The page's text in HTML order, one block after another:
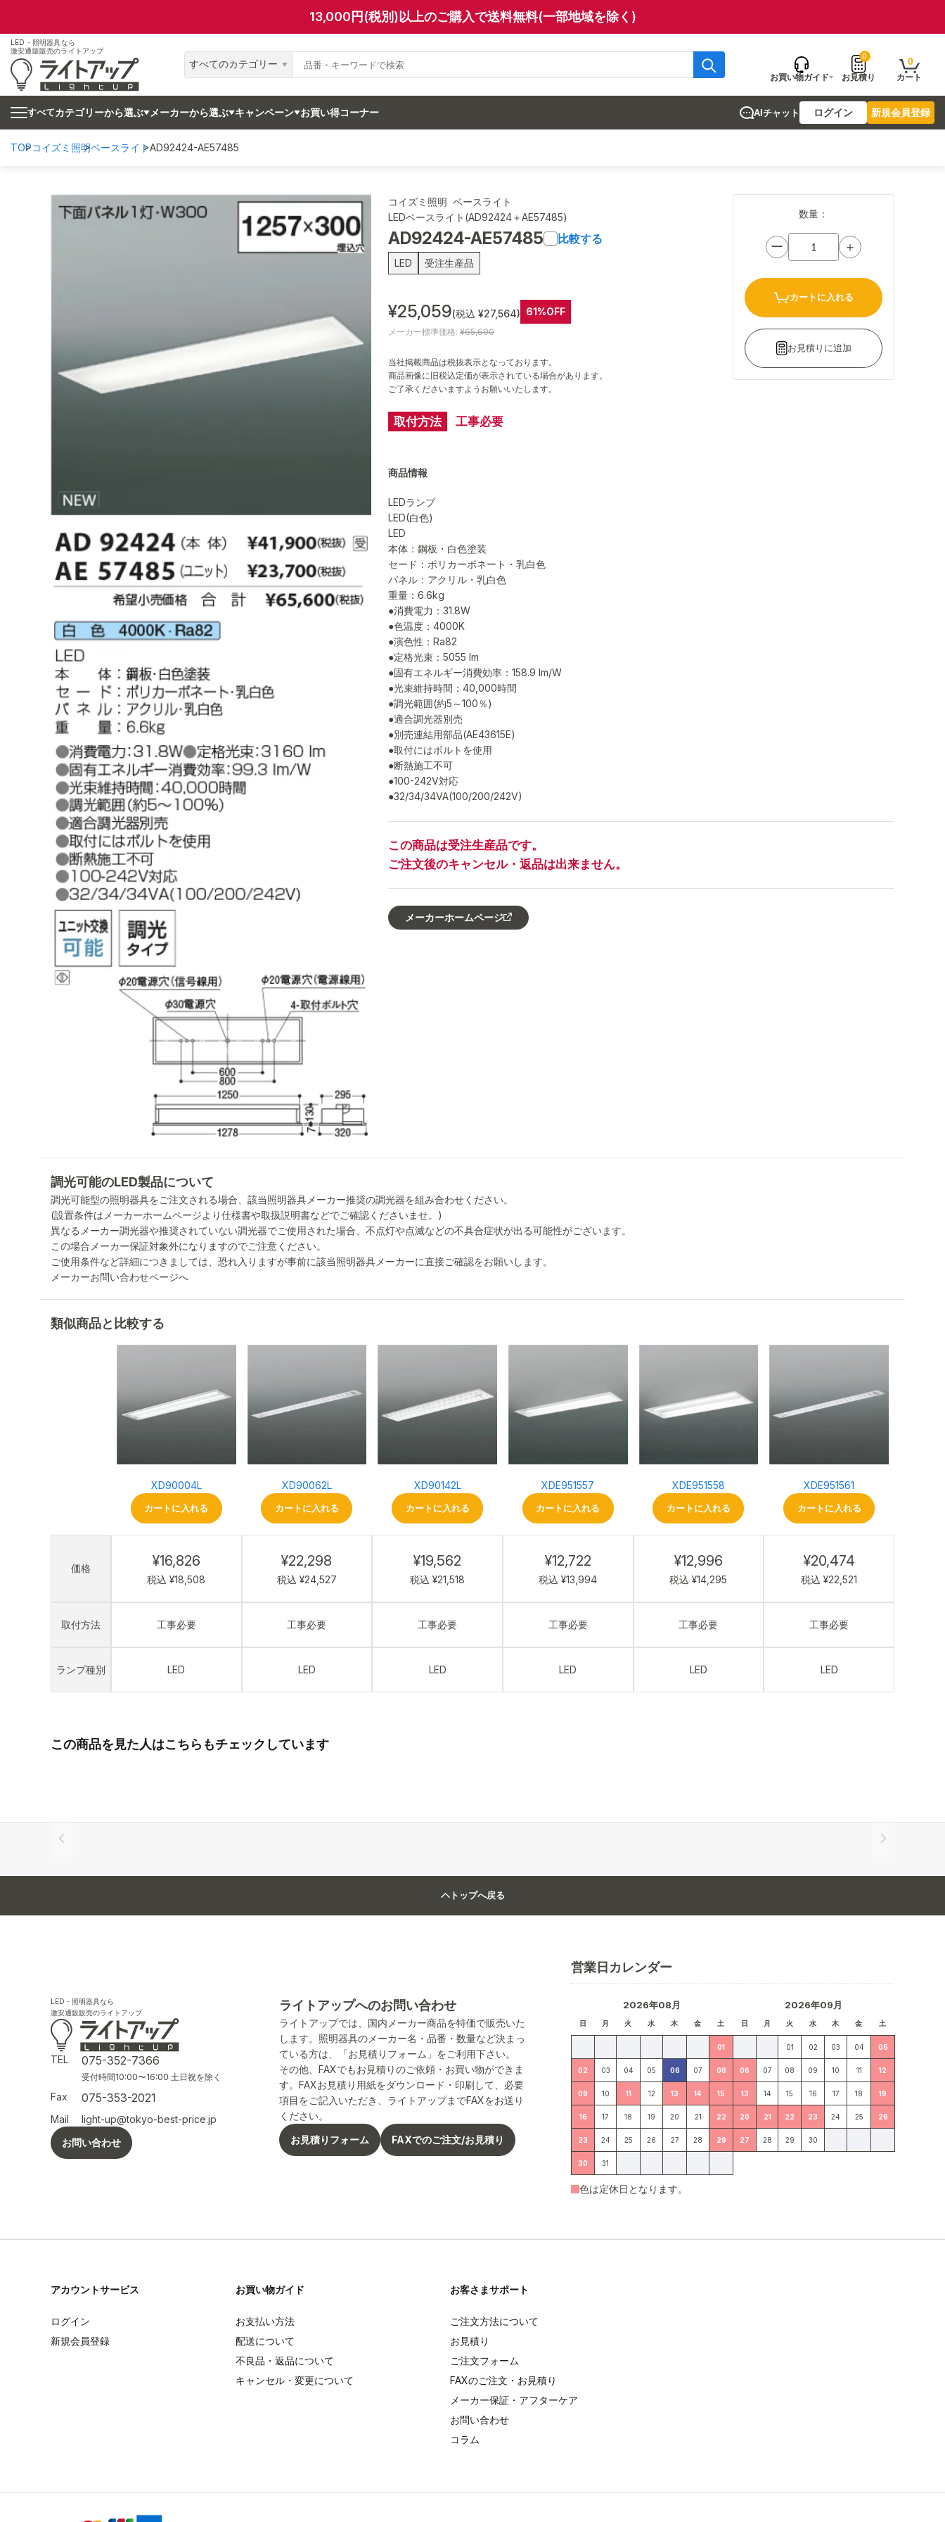
13,000円(税別)以上のご購入で送料無料(一部地域を除く)
LED・照明器具なら
激安通販販売のライトアップ
すべてのカテゴリー
お買い物ガイド
0
お見積り
0
カート
すべてカテゴリーから選ぶ メーカーから選ぶ キャンペーン お買い得コーナー AIチャット ログイン 新規会員登録
TOPコイズミ照明ベースライトAD92424-AE57485
コイズミ照明 ベースライト
LEDベースライト(AD92424＋AE57485)
AD92424-AE57485 比較する
LED 受注生産品
¥25,059(税込 ¥27,564) 61%OFF
メーカー標準価格: ¥65,600
当社掲載商品は税抜表示となっております。
商品画像に旧税込定価が表示されている場合があります。
ご了承くださいますようお願いいたします。
取付方法 工事必要
数量：
ー ＋
カートに入れる
お見積りに追加
この商品は受注生産品です。
ご注文後のキャンセル・返品は出来ません。
商品情報
LEDランプ
LED(白色)
LED
本体：鋼板・白色塗装
セード：ポリカーボネート・乳白色
パネル：アクリル・乳白色
重量：6.6kg
●消費電力：31.8W
●色温度：4000K
●演色性：Ra82
●定格光束：5055 lm
●固有エネルギー消費効率：158.9 lm/W
●光束維持時間：40,000時間
●調光範囲(約5～100％)
●適合調光器別売
●別売連結用部品(AE43615E)
●取付にはボルトを使用
●断熱施工不可
●100-242V対応
●32/34/34VA(100/200/242V)
メーカーホームページ
調光可能のLED製品について
調光可能型の照明器具をご注文される場合、該当照明器具メーカー推奨の調光器を組み合わせください。
(設置条件はメーカーホームページより仕様書や取扱説明書などでご確認くださいませ。)
異なるメーカー調光器や推奨されていない調光器でご使用された場合、不点灯や点滅などの不具合症状が出る可能性がございます。
この場合メーカー保証対象外になりますのでご注意ください。
ご使用条件など詳細につきましては、恐れ入りますが事前に該当照明器具メーカーに直接ご確認をお願いします。
メーカーお問い合わせページへ
類似商品と比較する
価格
取付方法
ランプ種別
XD90004L
カートに入れる
¥16,826
税込 ¥18,508
工事必要
LED
XD90062L
カートに入れる
¥22,298
税込 ¥24,527
工事必要
LED
XD90142L
カートに入れる
¥19,562
税込 ¥21,518
工事必要
LED
XDE951557
カートに入れる
¥12,722
税込 ¥13,994
工事必要
LED
XDE951558
カートに入れる
¥12,996
税込 ¥14,295
工事必要
LED
XDE951561
カートに入れる
¥20,474
税込 ¥22,521
工事必要
LED
この商品を見た人はこちらもチェックしています
トップへ戻る
LED・照明器具なら
激安通販販売のライトアップ
TEL 075-352-7366
受付時間10:00〜16:00 土日祝を除く
Fax 075-353-2021
Mail
light-up@tokyo-best-price.jp
お問い合わせ
ライトアップへのお問い合わせ
ライトアップでは、国内メーカー商品を特価で販売いた
します。照明器具のメーカー名・品番・数量など決まっ
ている方は、「お見積りフォーム」をご利用下さい。
その他、FAXでもお見積りのご依頼・お買い物ができま
す。FAXお見積り用紙をダウンロード・印刷して、必要
項目をご記入いただき、ライトアップまでFAXをお送り
ください。
お見積りフォーム
FAXでのご注文/お見積り
営業日カレンダー
2026年08月
日 月 火 水 木 金 土
01
02 03 04 05 06 07 08
09 10 11 12 13 14 15
16 17 18 19 20 21 22
23 24 25 26 27 28 29
30 31
2026年09月
日 月 火 水 木 金 土
01 02 03 04 05
06 07 08 09 10 11 12
13 14 15 16 17 18 19
20 21 22 23 24 25 26
27 28 29 30
色は定休日となります。
アカウントサービス
ログイン
新規会員登録
お買い物ガイド
お支払い方法
配送について
不良品・返品について
キャンセル・変更について
お客さまサポート
ご注文方法について
お見積り
ご注文フォーム
FAXのご注文・お見積り
メーカー保証・アフターケア
お問い合わせ
コラム